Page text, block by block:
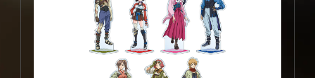
商品情報